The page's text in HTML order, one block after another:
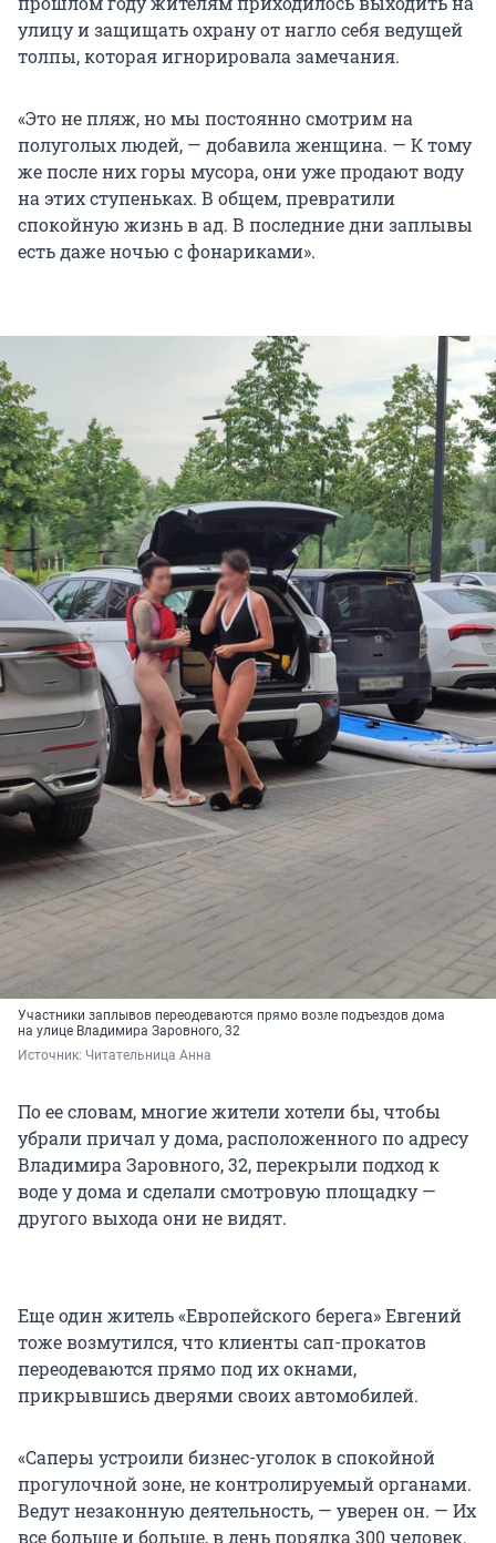
улицу и защищать охрану от нагло себя ведущей
толпы, которая игнорировала замечания.
«Это не пляж, но мы постоянно смотрим на
полуголых людей, — добавила женщина. — К тому
же после них горы мусора, они уже продают воду
на этих ступеньках. В общем, превратили
спокойную жизнь в ад. В последние дни заплывы
есть даже ночью с фонариками».
Участники заплывов переодеваются прямо возле подъездов дома
на улице Владимира Заровного, 32
Источник: Читательница Анна
По ее словам, многие жители хотели бы, чтобы
убрали причал у дома, расположенного по адресу
Владимира Заровного, 32, перекрыли подход к
воде у дома и сделали смотровую площадку —
другого выхода они не видят.
Еще один житель «Европейского берега» Евгений
тоже возмутился, что клиенты сап-прокатов
переодеваются прямо под их окнами,
прикрывшись дверями своих автомобилей.
«Саперы устроили бизнес-уголок в спокойной
прогулочной зоне, не контролируемый органами.
Ведут незаконную деятельность, — уверен он. — Их
все больше и больше, в день порядка 300 человек.